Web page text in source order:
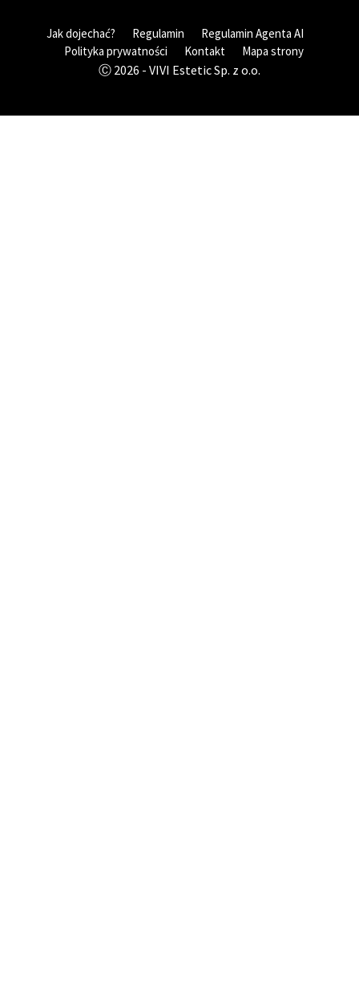
Jak dojechać? Regulamin
Regulamin Agenta AI
Polityka prywatności
Kontakt Mapa strony
Ⓒ 2026 - VIVI Estetic Sp. z o.o.